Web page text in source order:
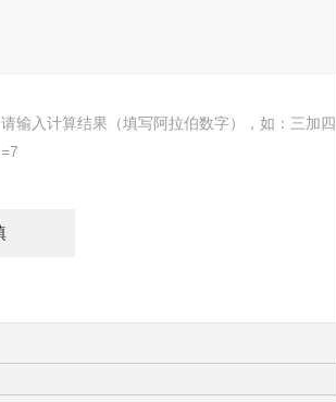
请输入计算结果（填写阿拉伯数字），如：三加四
=7